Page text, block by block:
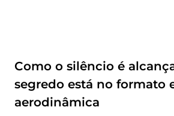
Como o silêncio é
segredo está no formato
aerodinâmica